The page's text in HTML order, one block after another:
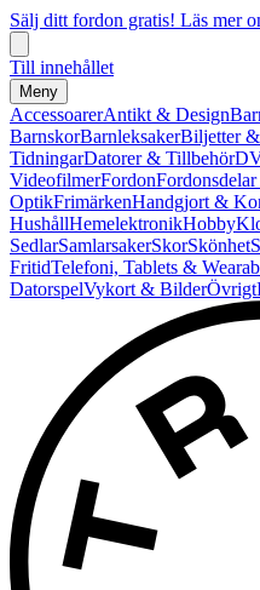
Sälj ditt fordon gratis! Läs mer
Till innehållet
Meny
AccessoarerAntikt & Design
BarnskorBarnleksakerBiljetter
TidningarDatorer & Tillbehör
VideofilmerFordon
OptikFrimärkenHandgjort &
HushållHemelektronikHobby
SedlarSamlarsakerSkorSkönhet
FritidTelefoni, Tablets &
DatorspelVykort & BilderÖvrigt